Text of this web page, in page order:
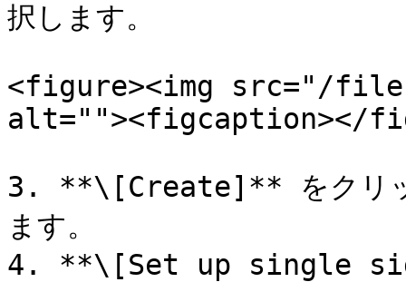
択します。
<figure><img src="/
alt=""><figcaption></
3. **\[Create]** をクリッ
ます。
4. **\[Set up single